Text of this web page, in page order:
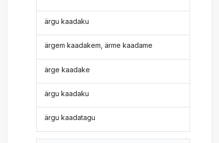
ärgu kaadaku
ärgem kaadakem, ärme kaadame
ärge kaadake
ärgu kaadaku
ärgu kaadatagu